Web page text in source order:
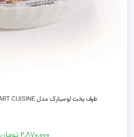
ظرف پخت لومینارک مدل SMART CUISINE ابعاد 29 * 36